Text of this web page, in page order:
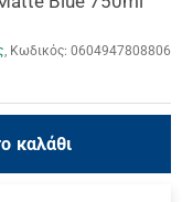
Κωδικός: 0604947808806
καλάθι